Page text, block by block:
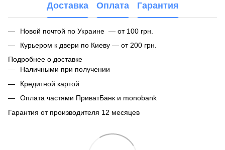
Доставка Оплата Гарантия
Новой почтой по Украине — от 100 грн.
Курьером к двери по Киеву — от 200 грн.
Подробнее о доставке
Наличными при получении
Кредитной картой
Оплата частями ПриватБанк и monobank
Гарантия от производителя 12 месяцев